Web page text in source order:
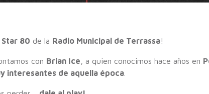
Star 80 de la Radio Municipal de Terrassa!
con Brian Ice , a quien conocimos hace años en
interesantes de aquella época